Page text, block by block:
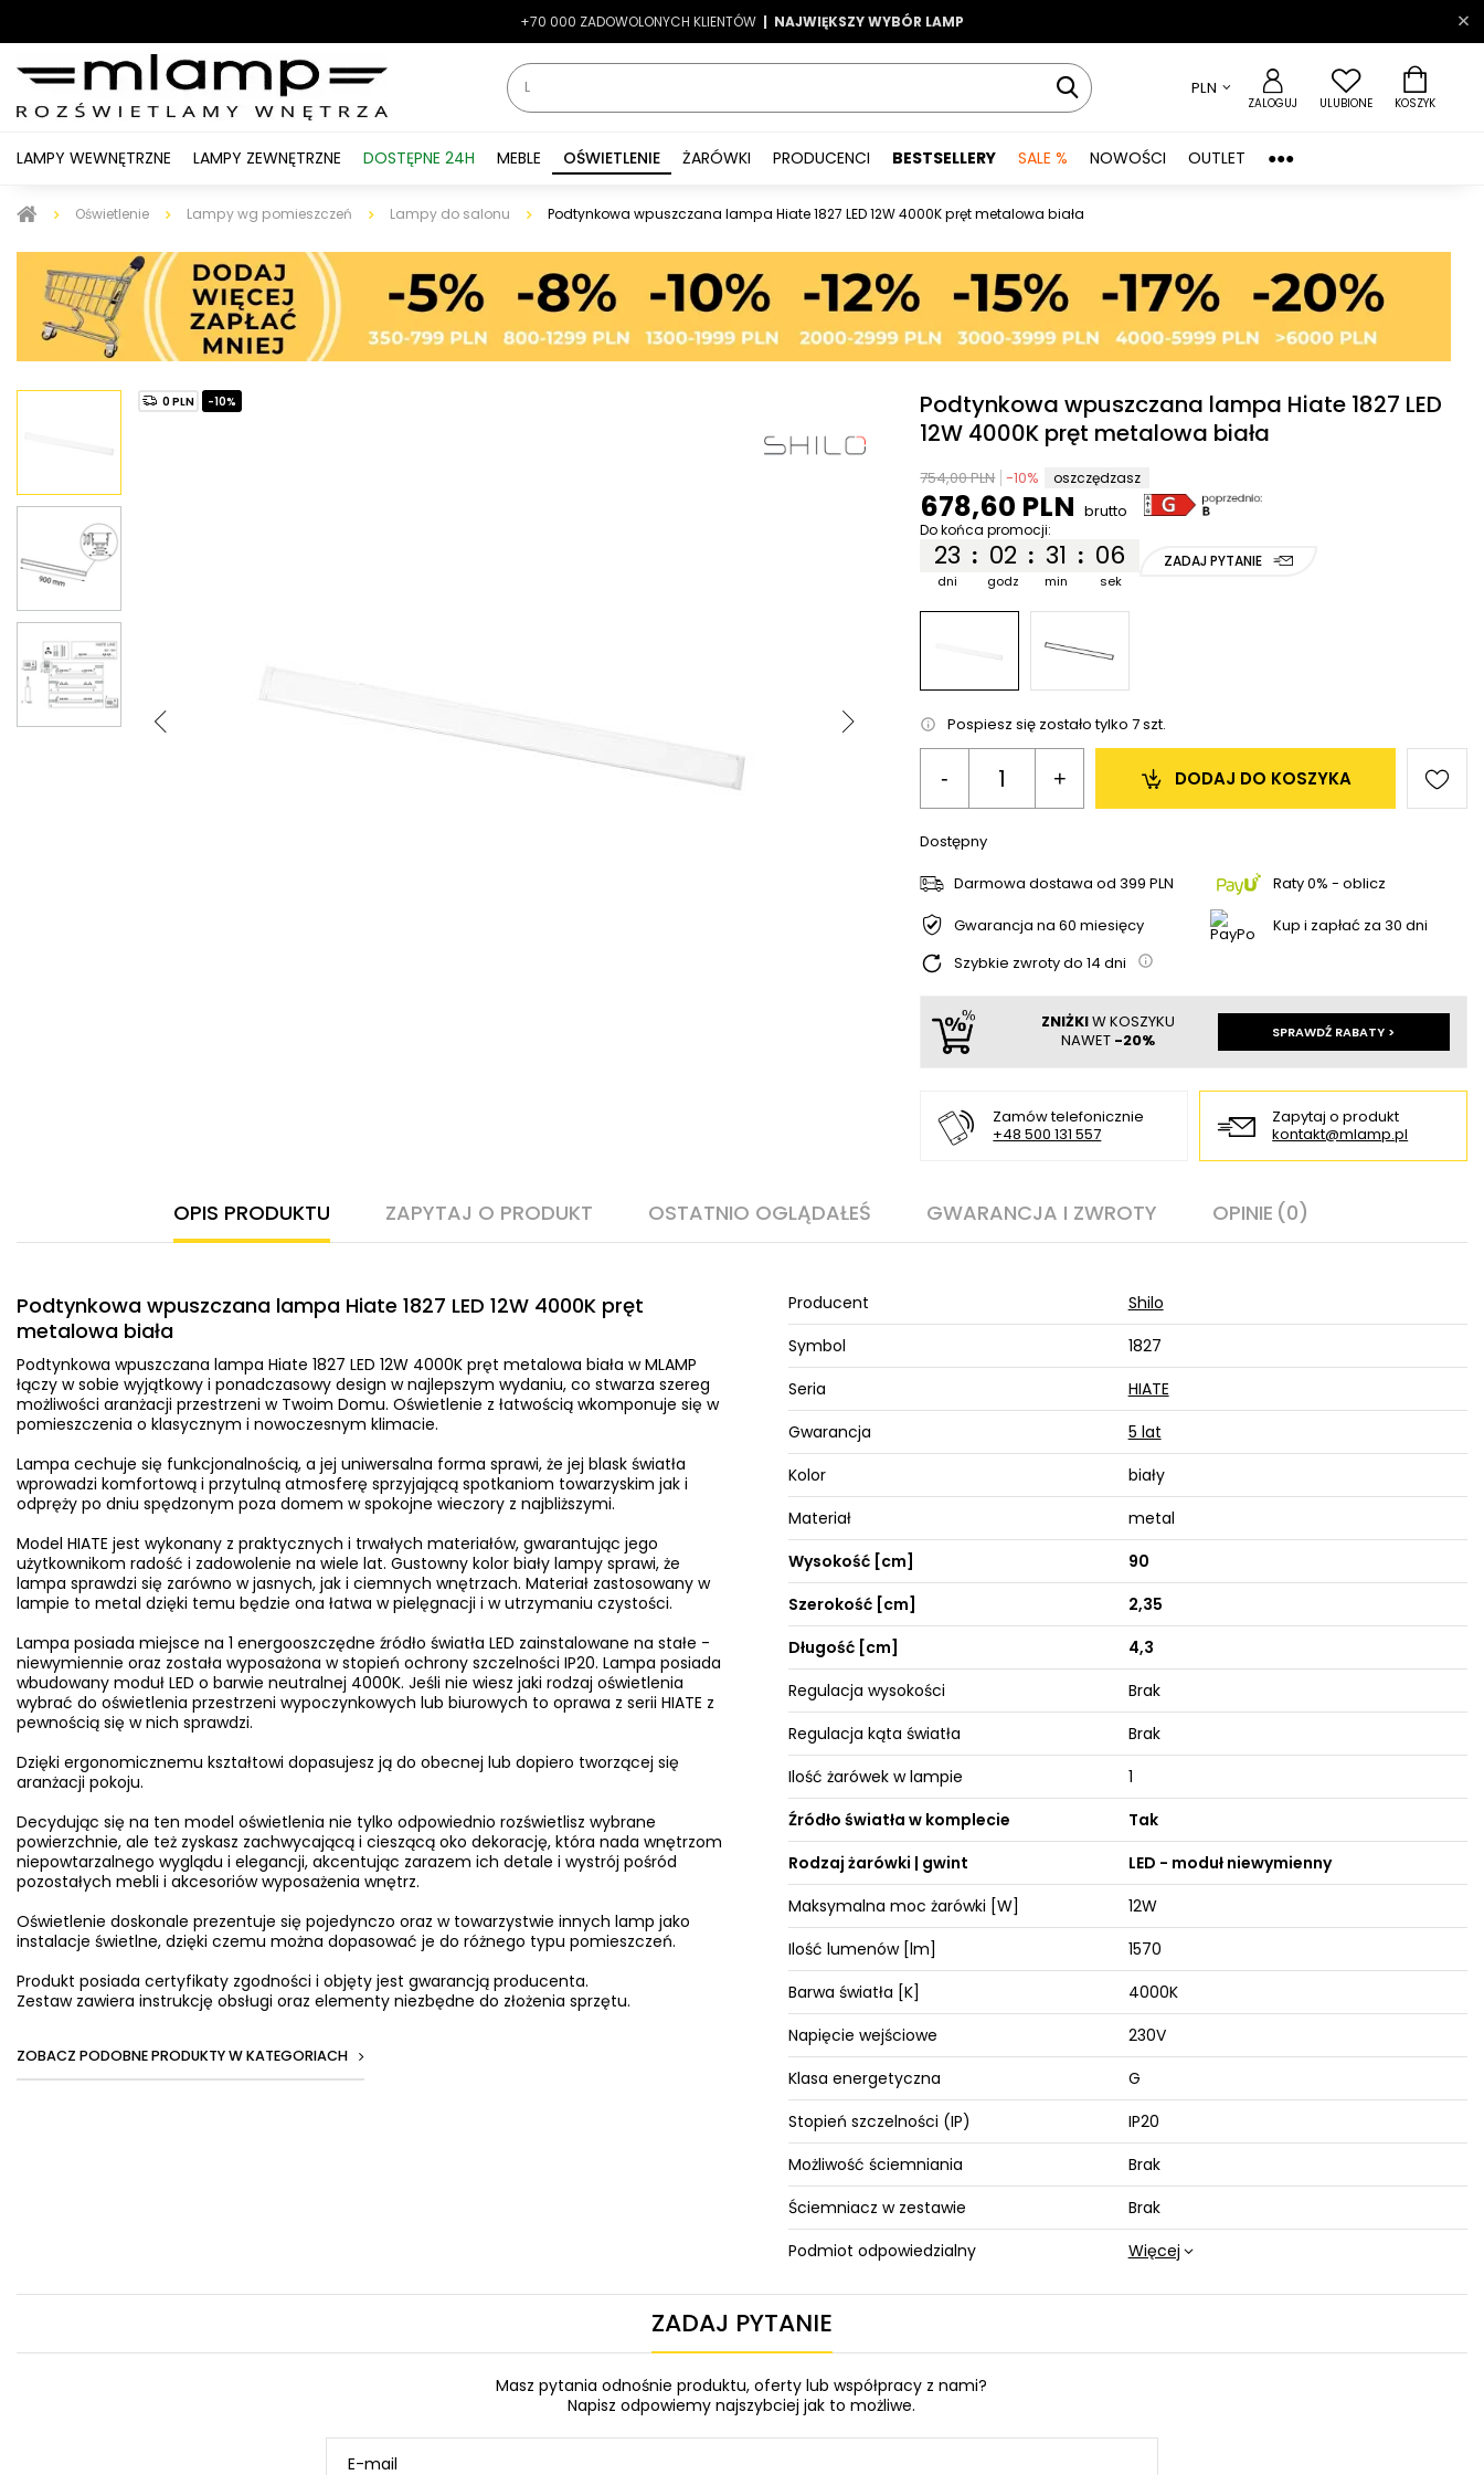
-7% LATO7
+70 000 ZADOWOLONYCH KLIENTÓW | NAJWIĘKSZY WYBÓR LAMP
| |
PLN
ZALOGUJ ULUBIONE KOSZYK
LAMPY WEWNĘTRZNE LAMPY ZEWNĘTRZNE DOSTĘPNE 24H MEBLE OŚWIETLENIE ŻARÓWKI PRODUCENCI BESTSELLERY SALE % NOWOŚCI OUTLET ●●●
Oświetlenie Lampy wg pomieszczeń Lampy do salonu Podtynkowa wpuszczana lampa Hiate 1827 LED 12W 4000K pręt metalowa biała
0 PLN -10%
Podtynkowa wpuszczana lampa Hiate 1827 LED
12W 4000K pręt metalowa biała
754,00 PLN -10% oszczędzasz
678,60 PLN brutto
Do końca promocji:
:
dni
23 :
godz
02 :
min
31
sek
06 ZADAJ PYTANIE
Pospiesz się zostało tylko 7szt.
- + DO KOSZYKA
Dostępny
Darmowa dostawa od399 PLN
Raty 0% - oblicz
Gwarancja na 60 miesięcy
Kup i zapłać za 30 dni
Szybkie zwroty do 14 dni
ZNIŻKIW KOSZYKU
NAWET -20% SPRAWDŹ RABATY >
Zamów telefonicznie
+48 500 131 557
Zapytaj o produkt
kontakt@mlamp.pl
OPIS PRODUKTU ZAPYTAJ O PRODUKT OSTATNIO OGLĄDAŁEŚ GWARANCJA I ZWROTY OPINIE (0)
Podtynkowa wpuszczana lampa Hiate 1827 LED 12W 4000K pręt
metalowa biała
Podtynkowa wpuszczana lampa Hiate 1827 LED 12W 4000K pręt metalowa biała w MLAMP
łączy w sobie wyjątkowy i ponadczasowy design w najlepszym wydaniu, co stwarza szereg
możliwości aranżacji przestrzeni w Twoim Domu. Oświetlenie z łatwością wkomponuje się w
pomieszczenia o klasycznym i nowoczesnym klimacie.
Lampa cechuje się funkcjonalnością, a jej uniwersalna forma sprawi, że jej blask światła
wprowadzi komfortową i przytulną atmosferę sprzyjającą spotkaniom towarzyskim jak i
odpręży po dniu spędzonym poza domem w spokojne wieczory z najbliższymi.
Model HIATE jest wykonany z praktycznych i trwałych materiałów, gwarantując jego
użytkownikom radość i zadowolenie na wiele lat. Gustowny kolor biały lampy sprawi, że
lampa sprawdzi się zarówno w jasnych, jak i ciemnych wnętrzach. Materiał zastosowany w
lampie to metal dzięki temu będzie ona łatwa w pielęgnacji i w utrzymaniu czystości.
Lampa posiada miejsce na 1 energooszczędne źródło światła LED zainstalowane na stałe -
niewymiennie oraz została wyposażona w stopień ochrony szczelności IP20. Lampa posiada
wbudowany moduł LED o barwie neutralnej 4000K. Jeśli nie wiesz jaki rodzaj oświetlenia
wybrać do oświetlenia przestrzeni wypoczynkowych lub biurowych to oprawa z serii HIATE z
pewnością się w nich sprawdzi.
Dzięki ergonomicznemu kształtowi dopasujesz ją do obecnej lub dopiero tworzącej się
aranżacji pokoju.
Decydując się na ten model oświetlenia nie tylko odpowiednio rozświetlisz wybrane
powierzchnie, ale też zyskasz zachwycającą i cieszącą oko dekorację, która nada wnętrzom
niepowtarzalnego wyglądu i elegancji, akcentując zarazem ich detale i wystrój pośród
pozostałych mebli i akcesoriów wyposażenia wnętrz.
Oświetlenie doskonale prezentuje się pojedynczo oraz w towarzystwie innych lamp jako
instalacje świetlne, dzięki czemu można dopasować je do różnego typu pomieszczeń.
Produkt posiada certyfikaty zgodności i objęty jest gwarancją producenta.
Zestaw zawiera instrukcję obsługi oraz elementy niezbędne do złożenia sprzętu.
ZOBACZ PODOBNE PRODUKTY W KATEGORIACH
Producent
Shilo
Symbol
1827
Seria
HIATE
Gwarancja
5 lat
Kolor
biały
Materiał
metal
Wysokość [cm]
90
Szerokość [cm]
2,35
Długość [cm]
4,3
Regulacja wysokości
Brak
Regulacja kąta światła
Brak
Ilość żarówek w lampie
1
Źródło światła w komplecie
Tak
Rodzaj żarówki | gwint
LED - moduł niewymienny
Maksymalna moc żarówki [W]
12W
Ilość lumenów [lm]
1570
Barwa światła [K]
4000K
Napięcie wejściowe
230V
Klasa energetyczna
G
Stopień szczelności (IP)
IP20
Możliwość ściemniania
Brak
Ściemniacz w zestawie
Brak
Podmiot odpowiedzialny
Więcej
ZADAJ PYTANIE
Masz pytania odnośnie produktu, oferty lub współpracy z nami?
Napisz odpowiemy najszybciej jak to możliwe.
E-mail